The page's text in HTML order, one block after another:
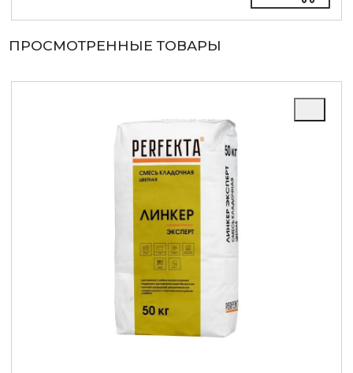
ПРОСМОТРЕННЫЕ ТОВАРЫ